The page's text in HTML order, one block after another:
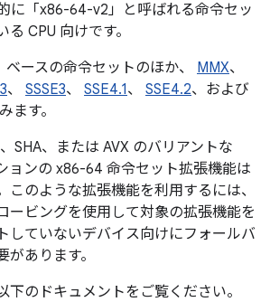
に「x86-64-v2」と呼ばれる命令セッ
CPU 向けです。
ースの命令セットのほか、 MMX、
、 SSSE3、 SSE4.1、 SSE4.2、および
ます。
SHA、または AVX のバリアントな
ョンの x86-64 命令セット拡張機能は
このような拡張機能を利用するには、
ービングを使用して対象の拡張機能を
していないデバイス向けにフォールバ
あります。
下のドキュメントをご覧ください。